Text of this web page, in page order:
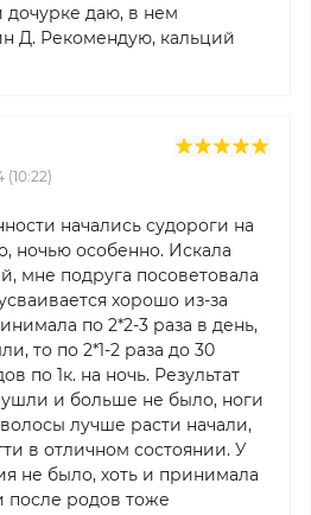
даю, в нем
Д. Рекомендую, кальций
(10:22)
начались судороги на
ночью особенно. Искала
мне подруга посоветовала
хорошо из-за
по 2*2-3 раза в день,
то по 2*1-2 раза до 30
по 1к. на ночь. Результат
и больше не было, ноги
лучше расти начали,
в отличном состоянии. У
не было, хоть и принимала
после родов тоже